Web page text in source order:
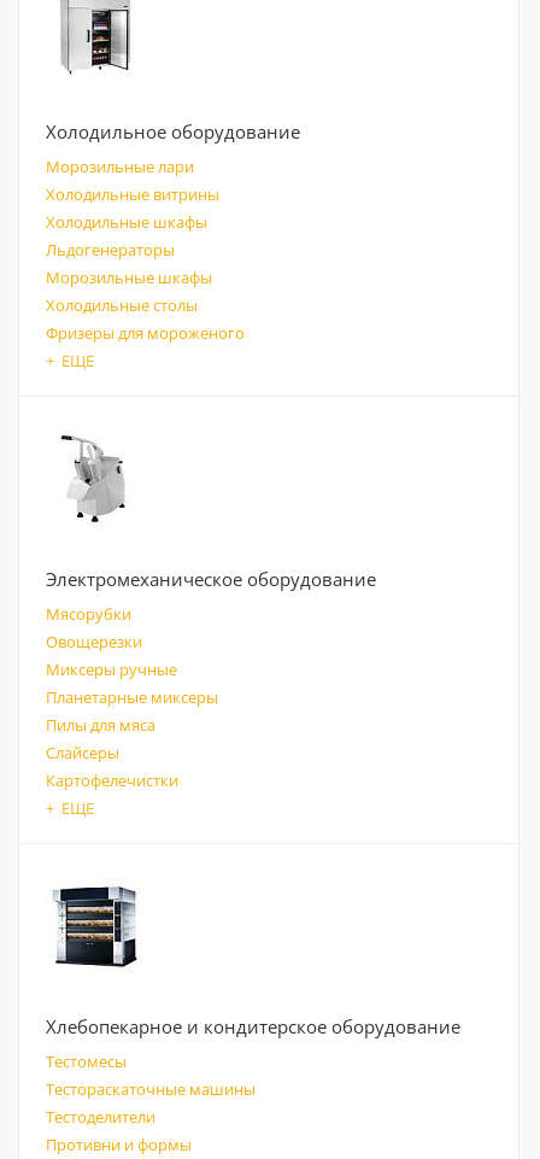
Холодильное оборудование
Морозильные лари
Холодильные витрины
Холодильные шкафы
Льдогенераторы
Морозильные шкафы
Холодильные столы
Фризеры для мороженого
+ ЕЩЕ
Электромеханическое оборудование
Мясорубки
Овощерезки
Миксеры ручные
Планетарные миксеры
Пилы для мяса
Слайсеры
Картофелечистки
+ ЕЩЕ
Хлебопекарное и кондитерское оборудование
Тестомесы
Тестораскаточные машины
Тестоделители
Противни и формы